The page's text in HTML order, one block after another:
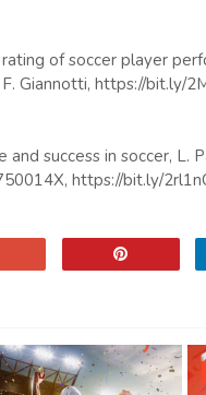
of soccer player
F. Giannotti, https://bit.ly/
success in soccer, L.
https://bit.ly/